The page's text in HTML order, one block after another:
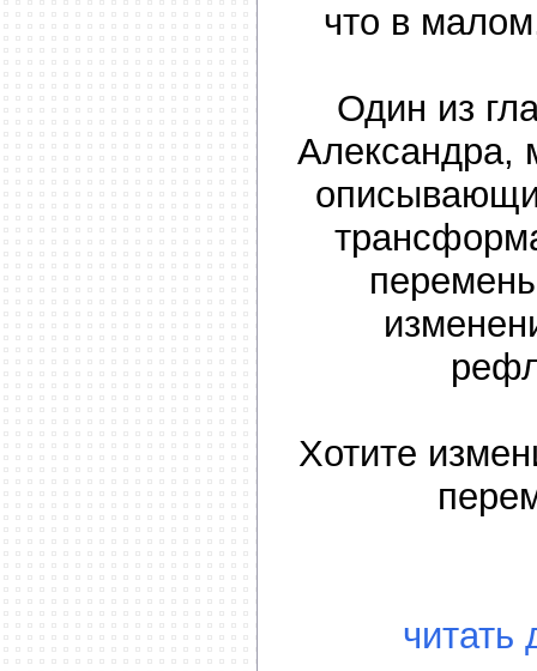
что в
Один из
Александра,
Хотите
читать